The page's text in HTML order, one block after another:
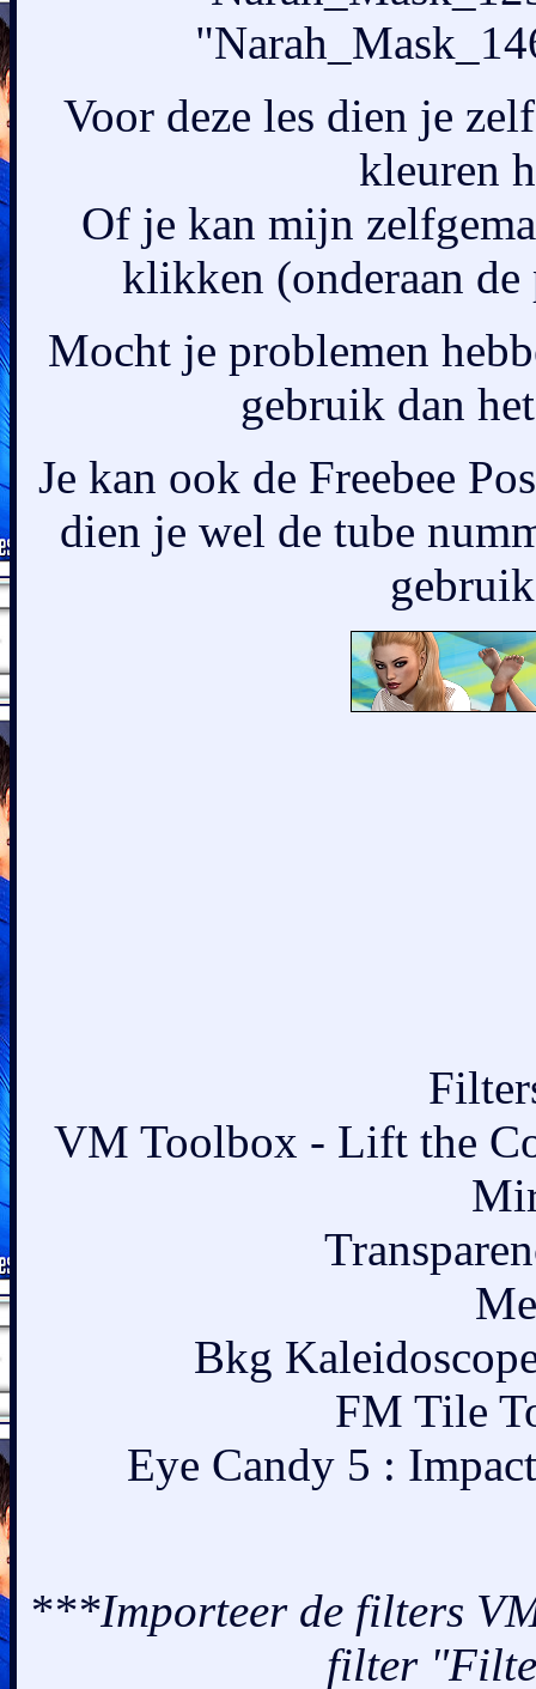
Voor deze les dien je
kleuren
Of je kan mijn
klikken (onderaan de
Mocht je problemen
gebruik dan
Je kan ook de Freebee
dien je wel de tube
VM Toolbox - Lift the
Bkg
FM Tile
Eye Candy 5 :
***Importeer de filters
filter